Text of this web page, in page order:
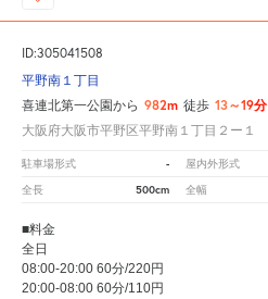
ID:305041508
平野南１丁目
喜連北第一公園から 982m 徒歩 13～19分
大阪府大阪市平野区平野南１丁目２ー１
駐車場形式 - 屋内外形式
全長 500cm 全幅
■料金
全日
08:00-20:00 60分/220円
20:00-08:00 60分/110円